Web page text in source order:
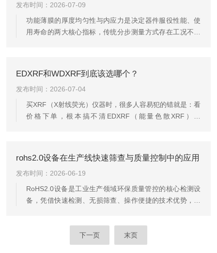
统磁测、涡流测厚设备受空间限制无法深入内腔，开孔检
测会破坏油缸结构完整性，抽样拆解检测存在滞后性与破
坏性，集成内窥镜探头的镀层测试仪可实现非侵入式原位
发布时间：2026-07-09
功能薄膜的厚度均匀性与内应力是决定器件服役性能、使
用寿命的两大核心指标，传统分步测量方式存在工况不一
膨胀差异、工艺参数波动会引发内部残余应力，应力累积
易造成薄膜翘曲、开裂、脱落；而厚度偏差会改变薄膜光
电、力学性能。分步检测时样品需多次装卸定位，引入二
次装夹误差，无法反映同一位置的真实厚度-应力关联关
EDXRF和WDXRF到底该选哪个？
发布时间：2026-07-04
买XRF（X射线荧光）仪器时，很多人容易犯的错就是：看
价格下单，根本搞不清EDXRF（能量色散XRF）和
氧化铁（Fe₂O₃）、氧化钙（CaO）、氧化镁（MgO）这
些氧化物含量。以前用传统化学法，光是溶样就要折腾大
半天。现在好了，XRF分分钟出结果。但你要是选错了仪
器，钱花了不说，数据准不准才是真要命。两种技术到
rohs2.0设备在生产线快速筛查与质量控制中的应用
发布时间：2026-06-19
RoHS2.0设备是工业生产领域环保质量管控的核心检测设
备，凭借快速检测、无损筛查、操作便捷的技术优势，广
合环保合规标准，规避产品质量风险与合规隐患。在生产
线来料筛查环节，可实现原材料、零部件的入库快速检
下一页 末页